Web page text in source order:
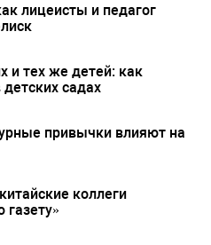
лицеисты и педагог
и тех же детей: как
садах
привычки влияют на
коллеги
газету»